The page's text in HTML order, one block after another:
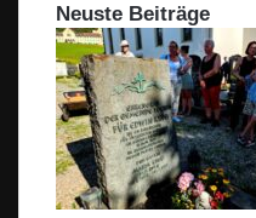
Neuste Beiträge